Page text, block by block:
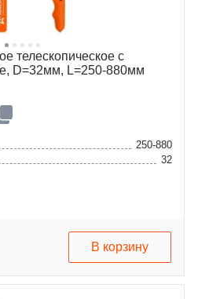
телескопическое с
D=32мм, L=250-880мм
250-880
32
В корзину